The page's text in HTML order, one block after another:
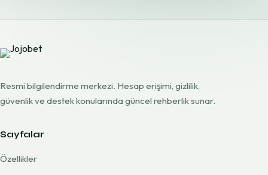
Resmi bilgilendirme merkezi. Hesap erişimi, gizlilik,
güvenlik ve destek konularında güncel rehberlik sunar.
Sayfalar
Özellikler